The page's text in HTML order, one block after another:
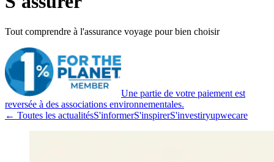
Tout comprendre à l'assurance voyage pour bien choisir
Une partie de votre paiement est
reversée à des associations environnementales.
← Toutes les actualitésS'informerS'inspirerS'investiryupwecare